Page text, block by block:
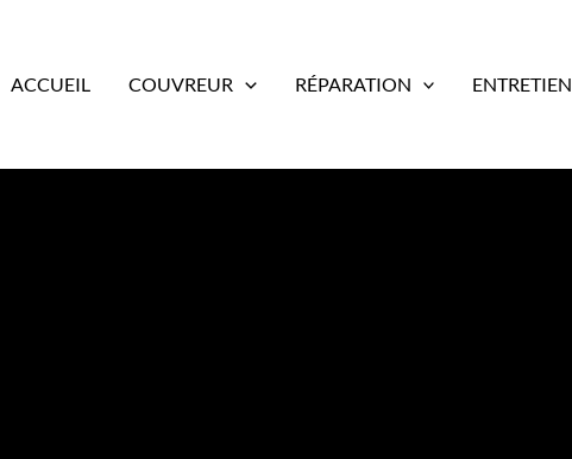
ACCUEIL COUVREUR RÉPARATION ENTRETIEN